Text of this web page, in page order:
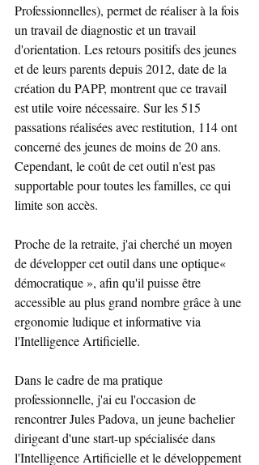
Professionnelles), permet de réaliser à la fois
un travail de diagnostic et un travail
d'orientation. Les retours positifs des jeunes
et de leurs parents depuis 2012, date de la
création du PAPP, montrent que ce travail
est utile voire nécessaire. Sur les 515
passations réalisées avec restitution, 114 ont
concerné des jeunes de moins de 20 ans.
Cependant, le coût de cet outil n'est pas
supportable pour toutes les familles, ce qui
limite son accès.
Proche de la retraite, j'ai cherché un moyen
de développer cet outil dans une optique«
démocratique », afin qu'il puisse être
accessible au plus grand nombre grâce à une
ergonomie ludique et informative via
l'Intelligence Artificielle.
Dans le cadre de ma pratique
professionnelle, j'ai eu l'occasion de
rencontrer Jules Padova, un jeune bachelier
dirigeant d'une start-up spécialisée dans
l'Intelligence Artificielle et le développement